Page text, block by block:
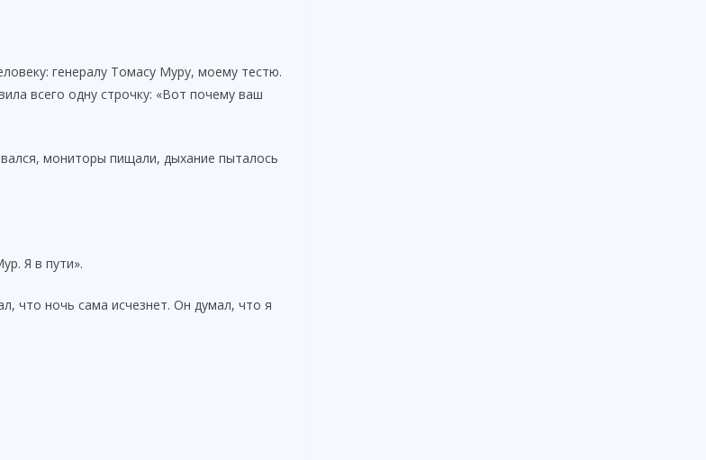
генералу Томасу Муру, моему тестю.
всего одну строчку: «Вот почему ваш
мониторы пищали, дыхание пыталось
Я в пути».
что ночь сама исчезнет. Он думал, что я